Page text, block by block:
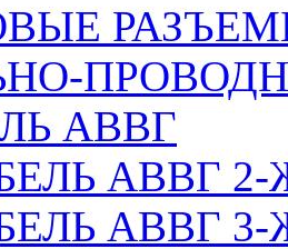
АВВГ
АВВГ
АВВГ